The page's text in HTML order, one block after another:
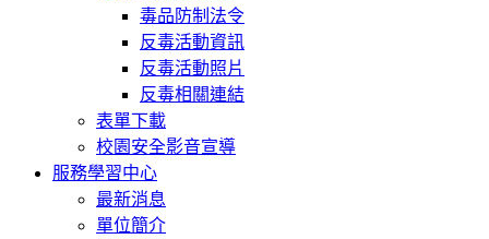
毒品防制法令
反毒活動資訊
反毒活動照片
反毒相關連結
表單下載
校園安全影音宣導
服務學習中心
最新消息
單位簡介